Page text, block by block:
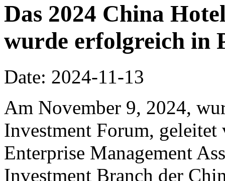
Das 2024 China
wurde erfolgreich in
Date: 2024-11-13
Am November 9, 2024,
Investment Forum, geleitet
Enterprise Management
Investment Branch der